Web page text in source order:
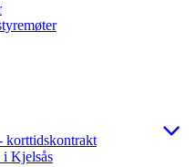
korttidskontrakt
i Kjelsås